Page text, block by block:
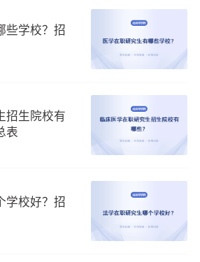
要 ：
择的报考方式主要是同等学力申硕，能
、沈阳医学院、吉林大学等，这些院校
以根据自身情况，挑选适合自己的院
研究生哪个学校好呢?
州医科大学基础医学在职研究生是比
些学校？招
招生院校有
表
学校好？招